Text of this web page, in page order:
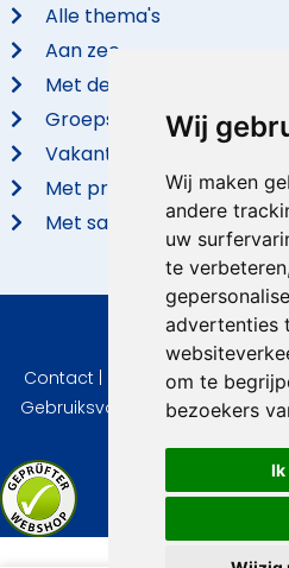
Wij
Wij maken
andere
uw
te
advertenties
om te
bezoekers
Ik
Alle thema's
Aan zee
Met de hond
Groepsaccommodaties
Vakantieparken
Met privé zwembad
Met sauna
© 2026
Contact Privacy|Cookie
Gebruiksvoorwaarden|Imprint